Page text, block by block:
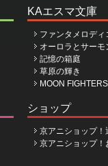
KAエスマ文庫
ファンタメロデ
オーロラとサーモ
記憶の箱庭
草原の輝き
MOON
ショップ
京アニショップ！
京アニショップ！